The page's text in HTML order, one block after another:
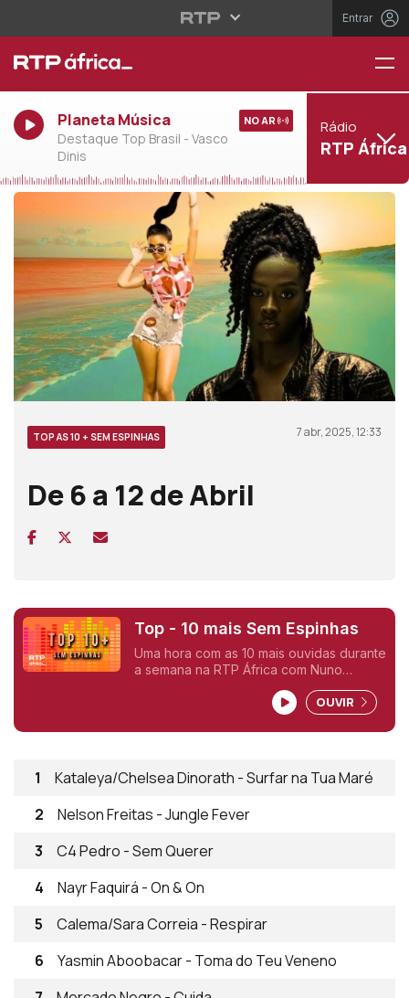
Entrar
Planeta Música
Destaque Top Brasil - Vasco
Dinis
NO AR Rádio
RTP África
TOP AS 10 + SEM ESPINHAS 7 abr, 2025, 12:33
De 6 a 12 de Abril
Top - 10 mais Sem Espinhas
Uma hora com as 10 mais ouvidas durante
a semana na RTP África com Nuno
OUVIR
1
Kataleya/Chelsea Dinorath - Surfar na Tua Maré
2
Nelson Freitas - Jungle Fever
3
C4 Pedro - Sem Querer
4
Nayr Faquirá - On & On
5
Calema/Sara Correia - Respirar
6
Yasmin Aboobacar - Toma do Teu Veneno